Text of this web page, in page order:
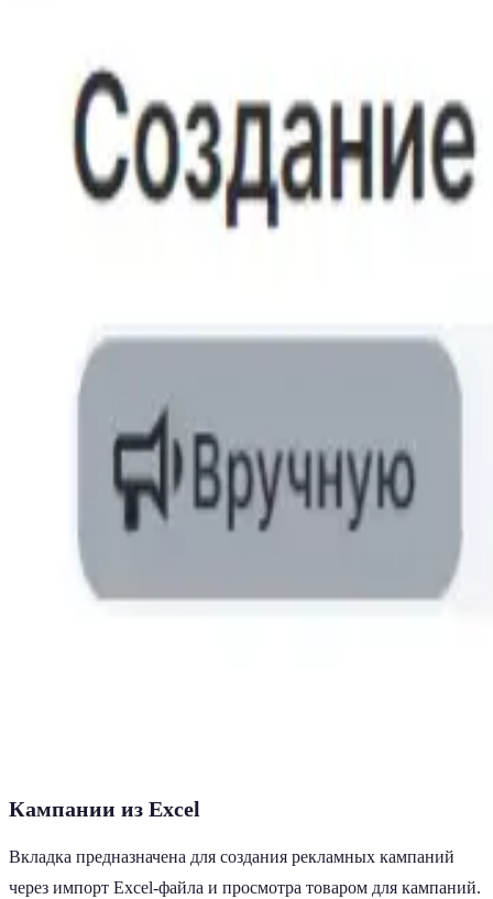
Кампании из Excel
Вкладка предназначена для создания рекламных кампаний
через импорт Excel-файла и просмотра товаром для кампаний.